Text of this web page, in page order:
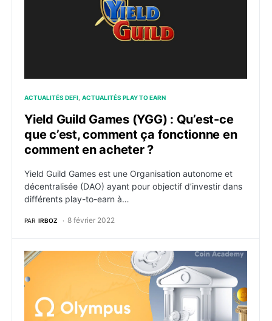
ACTUALITÉS DEFI ACTUALITÉS PLAY TO EARN
Yield Guild Games (YGG) : Qu’est-ce
que c’est, comment ça fonctionne en
comment en acheter ?
Yield Guild Games est une Organisation autonome et
décentralisée (DAO) ayant pour objectif d’investir dans
différents play-to-earn à…
PAR IRBOZ 8 février 2022
Olympus Dao et les forks OHM, le nouvel Eldorado